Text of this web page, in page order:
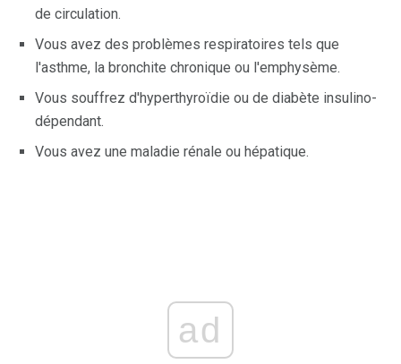
de circulation.
Vous avez des problèmes respiratoires tels que
l'asthme, la bronchite chronique ou l'emphysème.
Vous souffrez d'hyperthyroïdie ou de diabète insulino-
dépendant.
Vous avez une maladie rénale ou hépatique.
ad